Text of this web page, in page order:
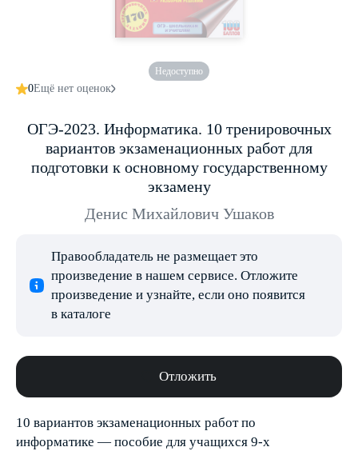
Недоступно
0Ещё нет оценок
ОГЭ-2023. Информатика. 10 тренировочных
вариантов экзаменационных работ для
подготовки к основному государственному
экзамену
Денис Михайлович Ушаков
Правообладатель не размещает это
произведение в нашем сервисе. Отложите
произведение и узнайте, если оно появится
в каталоге
Отложить
10 вариантов экзаменационных работ по
информатике — пособие для учащихся 9-х